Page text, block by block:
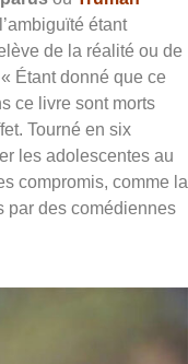
étant
de la réalité ou de
Étant donné que ce
ce livre sont morts
Tourné en six
les adolescentes au
compromis, comme la
par des comédiennes